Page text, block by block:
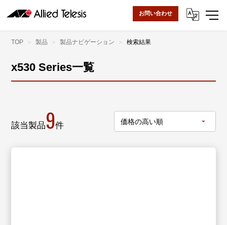
お問い合わせ
TOP 製品 製品ナビゲーション 検索結果
x530 Series一覧
該当製品9件